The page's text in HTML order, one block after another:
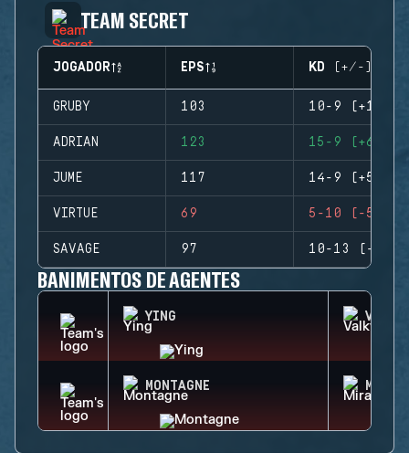
TEAM SECRET
JOGADOR EPS KD (+/-)
GRUBY 103 10-9 (+1)
ADRIAN 123 15-9 (+6)
JUME 117 14-9 (+5)
VIRTUE 69 5-10 (-5)
SAVAGE 97 10-13 (-3)
BANIMENTOS DE AGENTES
YING
MONTAGNE MIRA